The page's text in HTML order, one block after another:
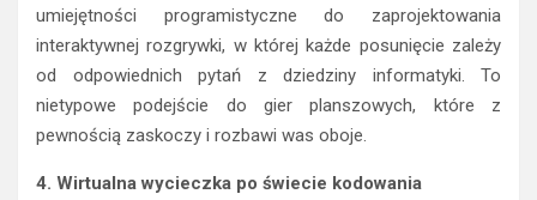
umiejętności programistyczne do zaprojektowania
interaktywnej rozgrywki, w której każde posunięcie zależy
od odpowiednich pytań z dziedziny informatyki. To
nietypowe podejście do gier planszowych, które z
pewnością zaskoczy i rozbawi was oboje.
4. Wirtualna wycieczka po świecie kodowania